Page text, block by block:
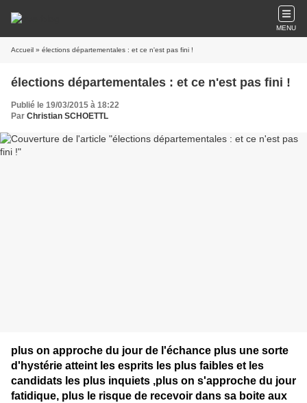
MENU
Accueil » élections départementales : et ce n'est pas fini !
élections départementales : et ce n'est pas fini !
Publié le 19/03/2015 à 18:22
Par Christian SCHOETTL
plus on approche du jour de l'échance plus une sorte
d'hystérie atteint les esprits les plus faibles et les
candidats les plus inquiets ,plus on s'approche du jour
fatidique, plus le risque de recevoir dans sa boite aux